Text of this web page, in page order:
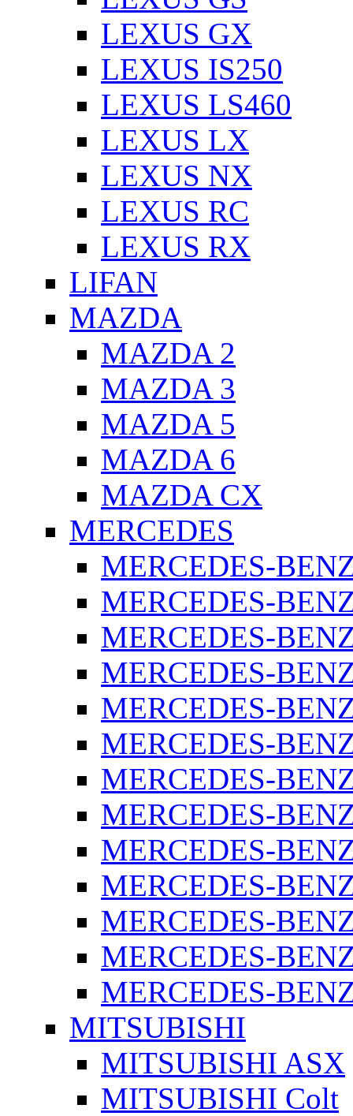
LEXUS GX
LEXUS IS250
LEXUS LS460
LEXUS LX
LEXUS NX
LEXUS RC
LEXUS RX
LIFAN
MAZDA
MAZDA 2
MAZDA 3
MAZDA 5
MAZDA 6
MAZDA CX
MERCEDES
MERCEDES-
MERCEDES-
MERCEDES-
MERCEDES-
MERCEDES-
MERCEDES-
MERCEDES-
MERCEDES-
MERCEDES-
MERCEDES-
MERCEDES-
MERCEDES-
MERCEDES-
MITSUBISHI
MITSUBISHI ASX
MITSUBISHI Colt